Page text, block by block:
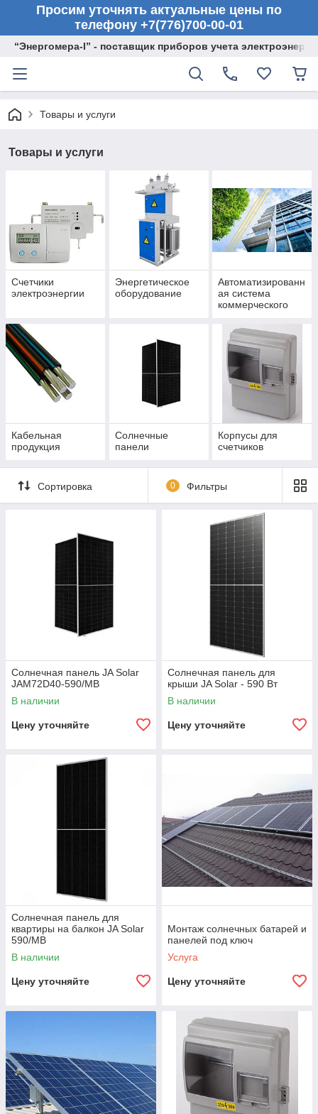
Просим уточнять актуальные цены по
телефону +7(776)700-00-01
“Энергомера-I” - поставщик приборов учета
Товары и услуги
Товары и услуги
Счетчики
электроэнергии
Энергетическое
оборудование
Автоматизированн
ая система
коммерческого
электроэнергии
(АСКУЭ)
Кабельная
продукция
Солнечные
панели
Корпусы для
счетчиков
Сортировка 0 Фильтры
Солнечная панель JA Solar
JAM72D40-590/MB
В наличии
Цену уточняйте
Солнечная панель для
крыши JA Solar - 590 Вт
В наличии
Цену уточняйте
Солнечная панель для
квартиры на балкон JA Solar
590/MB
В наличии
Цену уточняйте
Монтаж солнечных батарей и
панелей под ключ
Услуга
Цену уточняйте